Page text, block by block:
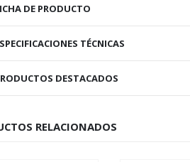
DE PRODUCTO
TÉCNICAS
DESTACADOS
RELACIONADOS